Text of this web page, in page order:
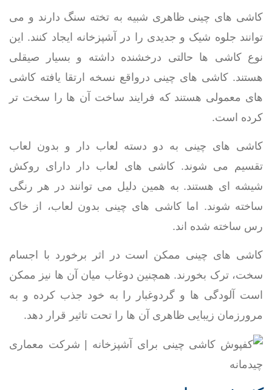
کاشی های چینی ظاهری شبیه به تخته سنگ دارند و می
توانند جلوه شیک و جدیدی را در آشپزخانه ایجاد کنند. این
نوع کاشی ها حالتی درخشنده داشته و بسیار صیقلی
هستند. کاشی های چینی درواقع نسخه ارتقا یافته کاشی
های معمولی هستند که فرایند ساخت آن ها را سخت تر
کرده است.
کاشی های چینی به دو دسته لعاب دار و بدون لعاب
تقسیم می شوند. کاشی های لعاب دار دارای روکش
شیشه ای هستند. به همین دلیل می توانند در هر رنگی
ساخته شوند. اما کاشی های چینی بدون لعاب، از خاک
رس ساخته شده اند.
کاشی های چینی ممکن است در اثر برخورد با اجسام
سخت، ترک بخورند. همچنین دوغاب میان آن ها نیز ممکن
است آلودگی ها و گردوغبار را به خود جذب کرده و به
مرورزمان زیبایی ظاهری آن ها را تحت تاثیر قرار دهد.